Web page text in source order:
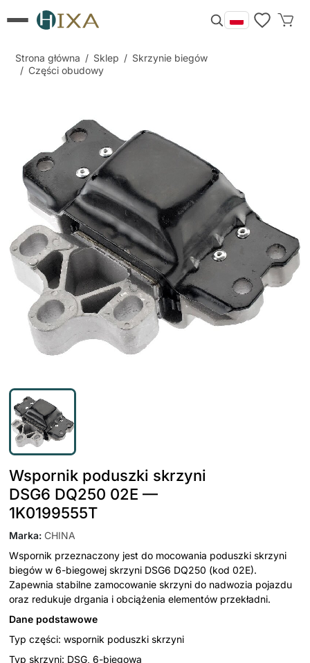
Strona główna / Sklep / Skrzynie biegów
/ Części obudowy
Wspornik poduszki skrzyni
DSG6 DQ250 02E —
1K0199555T
Marka: CHINA
Wspornik przeznaczony jest do mocowania poduszki skrzyni
biegów w 6-biegowej skrzyni DSG6 DQ250 (kod 02E).
Zapewnia stabilne zamocowanie skrzyni do nadwozia pojazdu
oraz redukuje drgania i obciążenia elementów przekładni.
Dane podstawowe
Typ części: wspornik poduszki skrzyni
Typ skrzyni: DSG, 6-biegowa